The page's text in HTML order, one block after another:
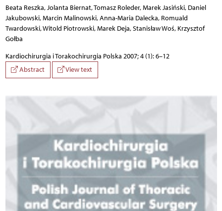
Beata Reszka, Jolanta Biernat, Tomasz Roleder, Marek Jasiński, Daniel
Jakubowski, Marcin Malinowski, Anna-Maria Dalecka, Romuald
Twardowski, Witold Piotrowski, Marek Deja, Stanisław Woś, Krzysztof
Gołba
Kardiochirurgia i Torakochirurgia Polska 2007; 4 (1): 6–12
Abstract
View text